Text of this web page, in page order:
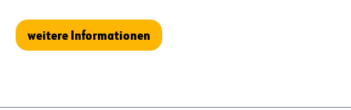
weitere Informationen